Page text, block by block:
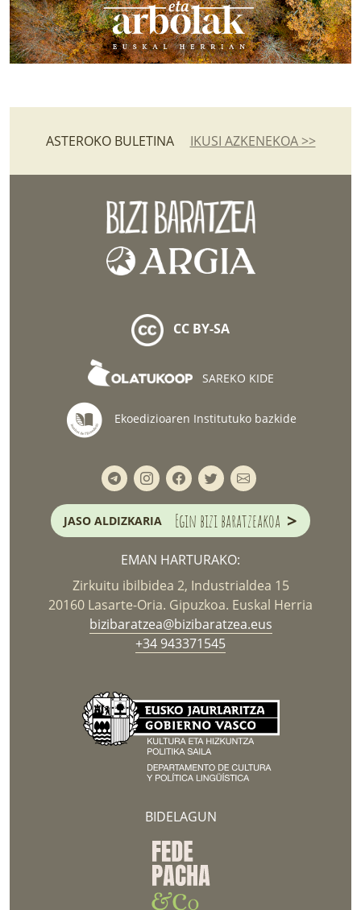
ASTEROKO BULETINA IKUSI AZKENEKOA >>
CC BY-SA
SAREKO KIDE
Ekoedizioaren Institutuko bazkide
JASO ALDIZKARIA Egin bizi baratzeakoa >
EMAN HARTURAKO:
Zirkuitu ibilbidea 2, Industrialdea 15
20160 Lasarte-Oria. Gipuzkoa. Euskal Herria
bizibaratzea@bizibaratzea.eus
+34 943371545
BIDELAGUN